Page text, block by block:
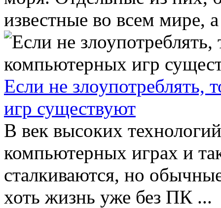
известные во всем мире,
Если не
игр существуют
В век высоких
компьютерных играх и
сталкиваются, но
хоть жизнь уже без ПК ...